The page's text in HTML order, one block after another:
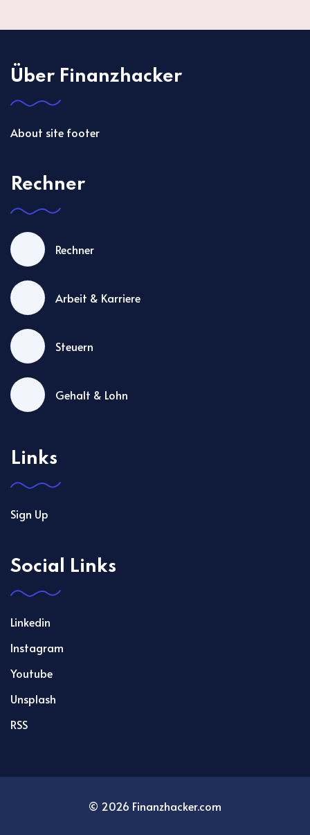
Über Finanzhacker
About site footer
Rechner
Rechner
Arbeit & Karriere
Steuern
Gehalt & Lohn
Links
Sign Up
Social Links
Linkedin
Instagram
Youtube
Unsplash
RSS
© 2026 Finanzhacker.com